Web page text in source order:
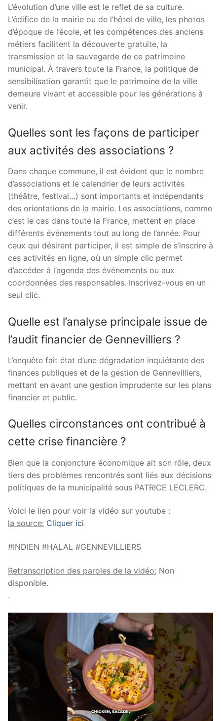
L’évolution d’une ville est le reflet de sa culture.
L’édifice de la mairie ou de l’hôtel de ville, les photos
d’époque de l’école, et les compétences des anciens
métiers facilitent la découverte gratuite, la
transmission et la sauvegarde de ce patrimoine
municipal. À travers toute la France, la politique de
sensibilisation garantit que le patrimoine de la ville
demeure vivant et accessible pour les générations à
venir.
Quelles sont les façons de participer
aux activités des associations ?
Dans chaque commune, il est évident que le nombre
d’associations et le calendrier de leurs activités
(théâtre, festival…) sont importants et indépendants
des orientations de la mairie. Les associations, comme
c’est le cas dans toute la France, mettent en place
différents événements tout au long de l’année. Pour
ceux qui désirent participer, il est simple de s’inscrire à
ces activités en ligne, où un simple clic permet
d’accéder à l’agenda des événements ou aux
coordonnées des responsables. Inscrivez-vous en un
seul clic.
Quelle est l’analyse principale issue de
l’audit financier de Gennevilliers ?
L’enquête fait état d’une dégradation inquiétante des
finances publiques et de la gestion de Gennevilliers,
mettant en avant une gestion imprudente sur les plans
financier et public.
Quelles circonstances ont contribué à
cette crise financière ?
Bien que la conjoncture économique ait son rôle, deux
tiers des problèmes rencontrés sont liés aux décisions
politiques de la municipalité sous PATRICE LECLERC.
Voici le lien pour voir la vidéo sur youtube :
la source: Cliquer ici
#INDIEN #HALAL #GENNEVILLIERS
Retranscription des paroles de la vidéo: Non
disponible.
.